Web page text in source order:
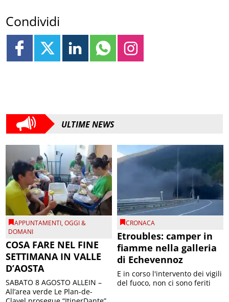
Condividi
ULTIME NEWS
APPUNTAMENTI,OGGI &
DOMANI
COSA FARE NEL FINE
SETTIMANA IN VALLE
D’AOSTA
SABATO 8 AGOSTO ALLEIN –
All’area verde Le Plan-de-
CRONACA
Etroubles: camper in
fiamme nella galleria
di Echevennoz
E in corso l'intervento dei vigili
del fuoco, non ci sono feriti